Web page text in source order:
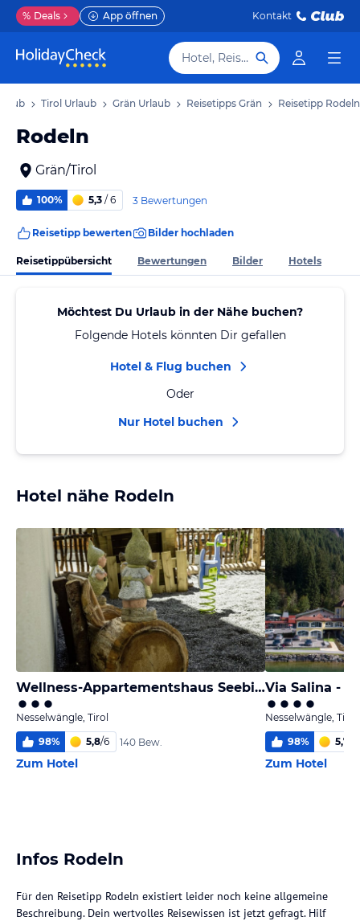
% Deals App öffnen Kontakt
Hotel, Reiseziel
Tirol Urlaub Grän Urlaub Reisetipps Grän Reisetipp Rodeln
Rodeln
Grän/Tirol
100% 5,3 / 6 3 Bewertungen
Reisetipp bewerten Bilder hochladen
Reisetippübersicht Bewertungen Bilder Hotels
Möchtest Du Urlaub in der Nähe buchen?
Folgende Hotels könnten Dir gefallen
Hotel & Flug buchen
Oder
Nur Hotel buchen
Hotel nähe Rodeln
Wellness-Appartementshaus Seebichl
Nesselwängle, Tirol
98% 5,8/6 140 Bew.
Zum Hotel
Nesselwängle, Tirol
98% 5,7
Zum Hotel
Infos Rodeln
Für den Reisetipp Rodeln existiert leider noch keine allgemeine
Beschreibung. Dein wertvolles Reisewissen ist jetzt gefragt. Hilf